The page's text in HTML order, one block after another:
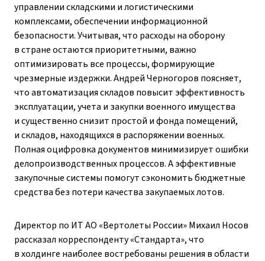
управлении складскими и логистическими
комплексами, обеспечении информационной
безопасности. Учитывая, что расходы на оборону
в стране остаются приоритетными, важно
оптимизировать все процессы, формирующие
чрезмерные издержки. Андрей Черногоров поясняет,
что автоматизация складов повысит эффективность
эксплуатации, учета и закупки военного имущества
и существенно снизит простой и фонда помещений,
и складов, находящихся в распоряжении военных.
Полная оцифровка документов минимизирует ошибки
делопроизводственных процессов. А эффективные
закупочные системы помогут сэкономить бюджетные
средства без потери качества закупаемых лотов.
Директор по ИТ АО «Вертолеты России» Михаил Носов
рассказал корреспонденту «Стандарта», что
в холдинге наиболее востребованы решения в области